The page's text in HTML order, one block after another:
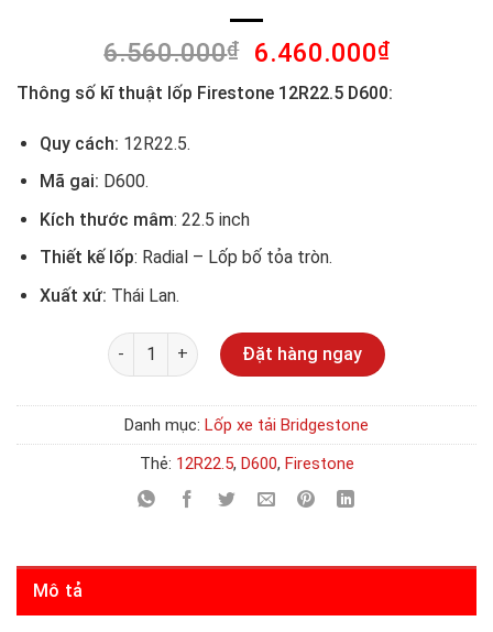
6.560.000₫
Giá
gốc
là:
6.460.000₫Giá
tại
Thông số kĩ thuật lốp Firestone 12R22.5 D600:
Quy cách: 12R22.5.
Mã gai: D600.
Kích thước mâm: 22.5 inch
Thiết kế lốp: Radial – Lốp bố tỏa tròn.
Xuất xứ: Thái Lan.
Số lượng Đặt hàng ngay
Danh mục: Lốp xe tải Bridgestone
Thẻ: 12R22.5, D600, Firestone
Mô tả